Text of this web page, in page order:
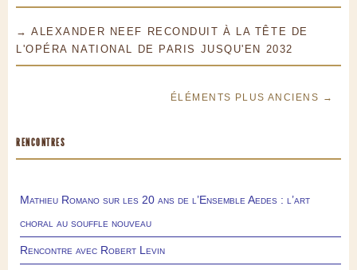
→ ALEXANDER NEEF RECONDUIT À LA TÊTE DE
L'OPÉRA NATIONAL DE PARIS JUSQU'EN 2032
ÉLÉMENTS PLUS ANCIENS →
RENCONTRES
Mathieu Romano sur les 20 ans de l’Ensemble Aedes : l’art
choral au souffle nouveau
Rencontre avec Robert Levin